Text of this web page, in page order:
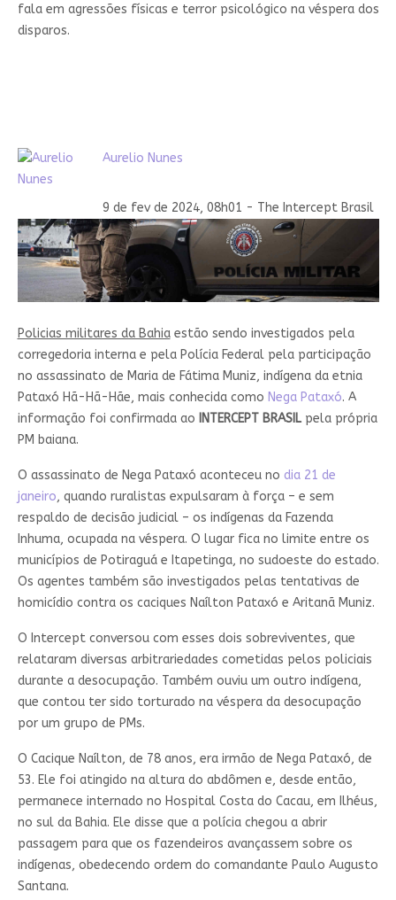
fala em agressões físicas e terror psicológico na véspera dos
disparos.
Aurelio Nunes
9 de fev de 2024, 08h01 - The Intercept Brasil
Policias militares da Bahiaestão sendo investigados pela
corregedoria interna e pela Polícia Federal pela participação
no assassinato de Maria de Fátima Muniz, indígena da etnia
Pataxó Hã-Hã-Hãe, mais conhecida como Nega Pataxó. A
informação foi confirmada ao INTERCEPT BRASIL pela própria
PM baiana.
O assassinato de Nega Pataxó aconteceu no dia 21 de
janeiro, quando ruralistas expulsaram à força – e sem
respaldo de decisão judicial – os indígenas da Fazenda
Inhuma, ocupada na véspera. O lugar fica no limite entre os
municípios de Potiraguá e Itapetinga, no sudoeste do estado.
Os agentes também são investigados pelas tentativas de
homicídio contra os caciques Naílton Pataxó e Aritanã Muniz.
O Intercept conversou com esses dois sobreviventes, que
relataram diversas arbitrariedades cometidas pelos policiais
durante a desocupação. Também ouviu um outro indígena,
que contou ter sido torturado na véspera da desocupação
por um grupo de PMs.
O Cacique Naílton, de 78 anos, era irmão de Nega Pataxó, de
53. Ele foi atingido na altura do abdômen e, desde então,
permanece internado no Hospital Costa do Cacau, em Ilhéus,
no sul da Bahia. Ele disse que a polícia chegou a abrir
passagem para que os fazendeiros avançassem sobre os
indígenas, obedecendo ordem do comandante Paulo Augusto
Santana.